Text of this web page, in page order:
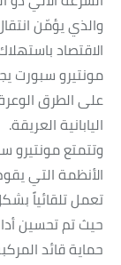
والذي يؤمّن
الاقتصاد
مونتيرو سبورت
على الطرق
اليابانية العريقة.
وتتمتع مونتيرو
الأنظمة التي
تعمل تلقائياً
حيث تم تحسين
حماية قائد